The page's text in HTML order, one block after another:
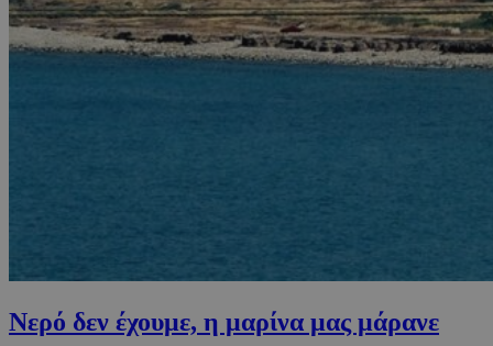
Νερό δεν έχουμε, η μαρίνα μας μάρανε